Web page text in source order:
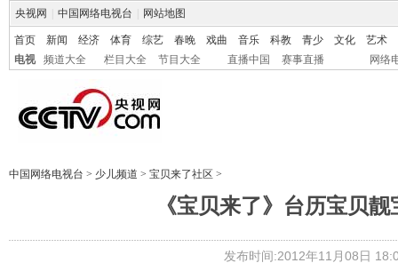
央视网 中国网络电视台 网站地图
首页 新闻 经济 体育 综艺 春晚 戏曲 音乐 科教 青少 文化
艺术
电视
频道大全 栏目大全 节目大全 直播中国 赛事直播 网络
中国网络电视台 > 少儿频道 > 宝贝来了社区 >
《宝贝来了》台历宝贝
发布时间:2012年11月08日